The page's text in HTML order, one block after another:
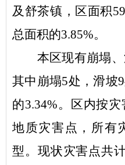
及舒茶镇，区面积
总面积的3.85%。
本区现有崩塌
其中崩塌5处，滑坡
的3.34%。区内按
地质灾害点，所有
型。现状灾害点共